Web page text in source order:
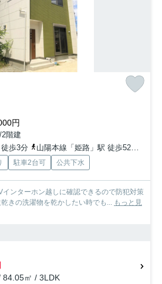
円
階建
歩3分
山陽本線「姫路」駅 徒歩52分
駐車2台可 公共下水
ンターホン越しに確認できるので防犯対策
きの洗濯物を乾かしたい時でも...
もっと見
84.05㎡ / 3LDK